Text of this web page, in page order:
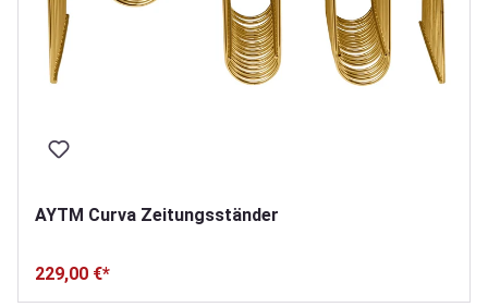
AYTM Curva Zeitungsständer
229,00 €*